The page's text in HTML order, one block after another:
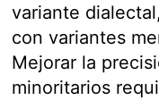
variante
con variantes
Mejorar la
minoritarios